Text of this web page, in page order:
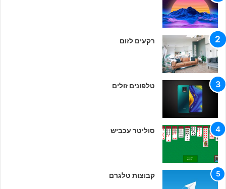
רקעים לזום
טלפונים זולים
סוליטר עכביש
קבוצות טלגרם